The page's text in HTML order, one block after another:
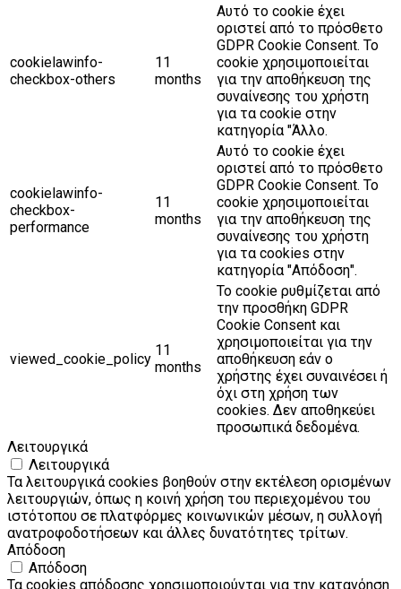
cookielawinfo-
checkbox-others
11
months
Αυτό το cookie έχει
οριστεί από το πρόσθετο
GDPR Cookie Consent. Το
cookie χρησιμοποιείται
για την αποθήκευση της
συναίνεσης του χρήστη
για τα cookie στην
κατηγορία "Άλλο.
cookielawinfo-
checkbox-
performance
11
months
Αυτό το cookie έχει
οριστεί από το πρόσθετο
GDPR Cookie Consent. Το
cookie χρησιμοποιείται
για την αποθήκευση της
συναίνεσης του χρήστη
για τα cookies στην
κατηγορία "Απόδοση".
viewed_cookie_policy
11
months
Το cookie ρυθμίζεται από
την προσθήκη GDPR
Cookie Consent και
χρησιμοποιείται για την
αποθήκευση εάν ο
χρήστης έχει συναινέσει ή
όχι στη χρήση των
cookies. Δεν αποθηκεύει
προσωπικά δεδομένα.
Λειτουργικά
Λειτουργικά
Τα λειτουργικά cookies βοηθούν στην εκτέλεση ορισμένων
λειτουργιών, όπως η κοινή χρήση του περιεχομένου του
ιστότοπου σε πλατφόρμες κοινωνικών μέσων, η συλλογή
ανατροφοδοτήσεων και άλλες δυνατότητες τρίτων.
Απόδοση
Απόδοση
Τα cookies απόδοσης χρησιμοποιούνται για την κατανόηση